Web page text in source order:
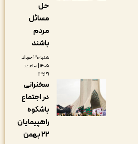
شنبه ۳۰ خرداد,
۱۴۰۵ | ساعت:
سخنرانی
در اجتماع
باشکوه
راهپیمایان